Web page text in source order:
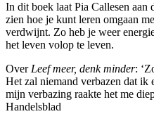
In dit boek laat Pia Callesen aan
zien hoe je kunt leren omgaan
verdwijnt. Zo heb je weer
het leven volop te leven.
Over Leef meer, denk minder:
Het zal niemand verbazen dat ik
mijn verbazing raakte het me
Handelsblad